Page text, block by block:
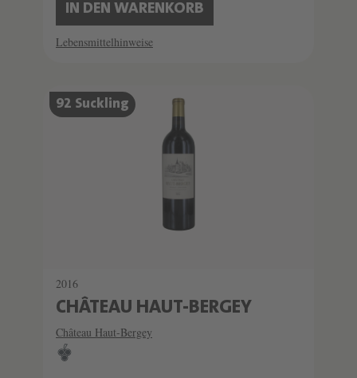
IN DEN WARENKORB
Lebensmittelhinweise
92 Suckling
2016
CHÂTEAU HAUT-BERGEY
Château Haut-Bergey